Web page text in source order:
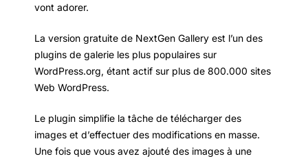
vont adorer.
La version gratuite de NextGen Gallery est l’un des
plugins de galerie les plus populaires sur
WordPress.org, étant actif sur plus de 800.000 sites
Web WordPress.
Le plugin simplifie la tâche de télécharger des
images et d’effectuer des modifications en masse.
Une fois que vous avez ajouté des images à une